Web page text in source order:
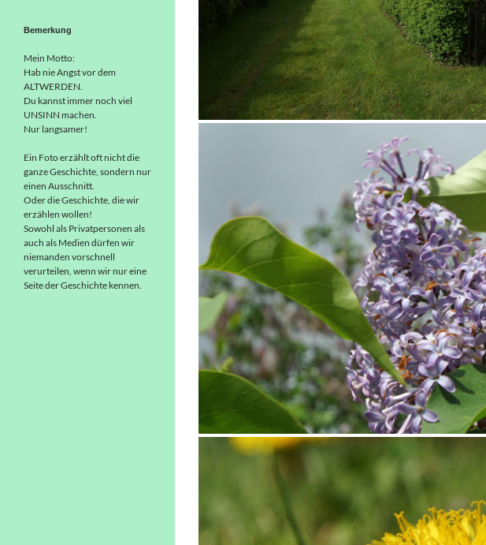
Bemerkung
Mein Motto:
Hab nie Angst vor dem
ALTWERDEN.
Du kannst immer noch viel
UNSINN machen.
Nur langsamer!
Ein Foto erzählt oft nicht die
ganze Geschichte, sondern nur
einen Ausschnitt.
Oder die Geschichte, die wir
erzählen wollen!
Sowohl als Privatpersonen als
auch als Medien dürfen wir
niemanden vorschnell
verurteilen, wenn wir nur eine
Seite der Geschichte kennen.